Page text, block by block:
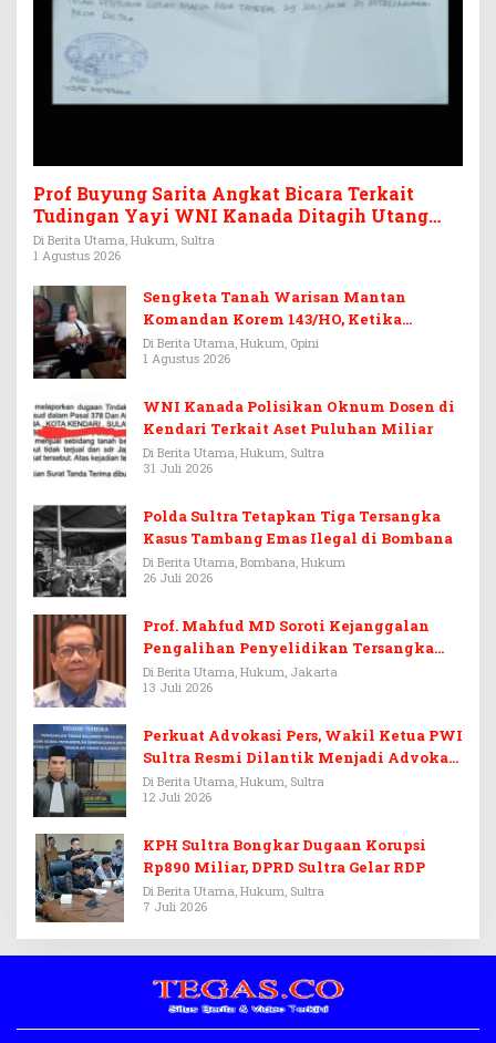
Prof Buyung Sarita Angkat Bicara Terkait
Tudingan Yayi WNI Kanada Ditagih Utang
Rp3,6 Miliar
Di Berita Utama, Hukum, Sultra
1 Agustus 2026
Sengketa Tanah Warisan Mantan
Komandan Korem 143/HO, Ketika
Warisan Menjadi Arena Pemerasan
Di Berita Utama, Hukum, Opini
1 Agustus 2026
WNI Kanada Polisikan Oknum Dosen di
Kendari Terkait Aset Puluhan Miliar
Di Berita Utama, Hukum, Sultra
31 Juli 2026
Polda Sultra Tetapkan Tiga Tersangka
Kasus Tambang Emas Ilegal di Bombana
Di Berita Utama, Bombana, Hukum
26 Juli 2026
Prof. Mahfud MD Soroti Kejanggalan
Pengalihan Penyelidikan Tersangka
Febrie Adriansyah
Di Berita Utama, Hukum, Jakarta
13 Juli 2026
Perkuat Advokasi Pers, Wakil Ketua PWI
Sultra Resmi Dilantik Menjadi Advokat
PERADI
Di Berita Utama, Hukum, Sultra
12 Juli 2026
KPH Sultra Bongkar Dugaan Korupsi
Rp890 Miliar, DPRD Sultra Gelar RDP
Di Berita Utama, Hukum, Sultra
7 Juli 2026